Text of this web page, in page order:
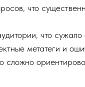
что
что сужало
метатеги и